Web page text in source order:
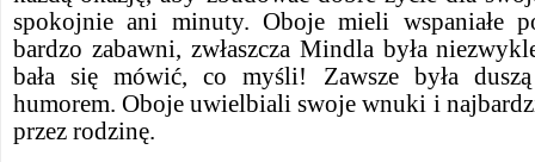
spokojnie ani minuty. Oboje mieli wspaniałe
bardzo zabawni, zwłaszcza Mindla była
bała się mówić, co myśli! Zawsze była duszą
humorem. Oboje uwielbiali swoje wnuki i
przez rodzinę.